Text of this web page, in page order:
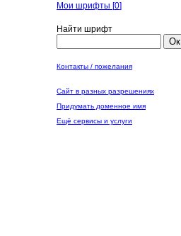
Мои шрифты [0]
Найти шрифт
Ок
Контакты / пожелания
Сайт в разных разрешениях
Придумать доменное имя
Ещё сервисы и услуги